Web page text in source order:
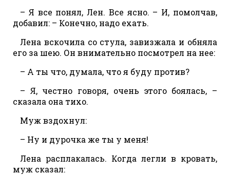
– Я все понял, Лен. Все ясно. – И, помолчав,
добавил: – Конечно, надо ехать.
Лена вскочила со стула, завизжала и обняла
его за шею. Он внимательно посмотрел на нее:
– А ты что, думала, что я буду против?
– Я, честно говоря, очень этого боялась, –
сказала она тихо.
Муж вздохнул:
– Ну и дурочка же ты у меня!
Лена расплакалась. Когда легли в кровать,
муж сказал: